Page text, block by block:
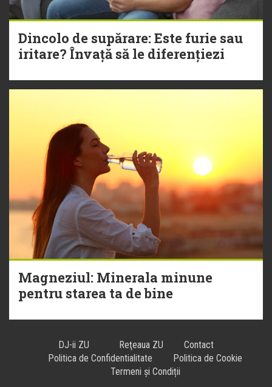
Dincolo de supărare: Este furie sau
iritare? Învață să le diferențiezi
Magneziul: Minerala minune
pentru starea ta de bine
DJ-ii ZU Reţeaua ZU
Contact
Politica de Confidentialitate
Politica de Cookie
Termeni și Condiții